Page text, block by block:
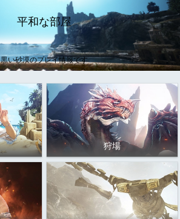
平和な部屋
黒い砂漠のプレイ情報です
狩場